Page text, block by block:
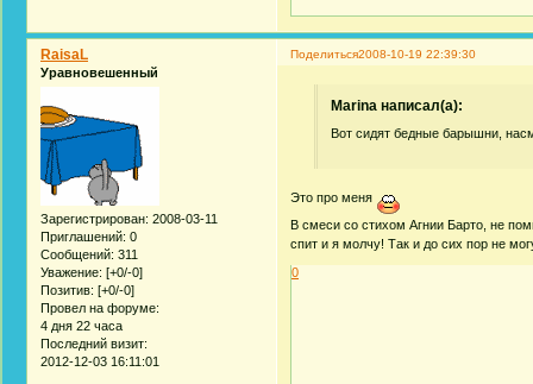
Поделиться2008-10-19 22:39:30
RaisaL
Уравновешенный
Зарегистрирован: 2008-03-11
Приглашений: 0
Сообщений: 311
Уважение: [+0/-0]
Позитив: [+0/-0]
Провел на форуме:
4 дня 22 часа
Последний визит:
2012-12-03 16:11:01
Marina написал(а):
Вот сидят бедные барышни,
Это про меня
В смеси со стихом Агнии Барто, не
спит и я молчу! Так и до сих пор не
0